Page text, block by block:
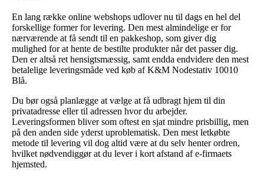
En lang række online webshops udlover nu til dags en hel del
forskellige former for levering. Den mest almindelige er for
nærværende at få sendt til en pakkeshop, som giver dig
mulighed for at hente de bestilte produkter når det passer dig.
Den er altså ret hensigtsmæssig, samt endda endvidere den mest
betalelige leveringsmåde ved køb af K&M Nodestativ 10010
Blå.
Du bør også planlægge at vælge at få udbragt hjem til din
privatadresse eller til adressen hvor du arbejder.
Leveringsformen bliver som oftest en sjat mindre prisbillig, men
på den anden side yderst uproblematisk. Den mest letkøbte
metode til levering vil dog altid være at du selv henter ordren,
hvilket nødvendiggør at du lever i kort afstand af e-firmaets
hjemsted.